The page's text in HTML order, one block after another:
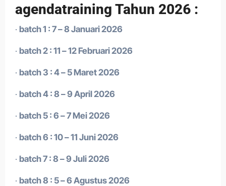
agendatraining Tahun 2026 :
· batch 1 : 7 – 8 Januari 2026
· batch 2 : 11 – 12 Februari 2026
· batch 3 : 4 – 5 Maret 2026
· batch 4 : 8 – 9 April 2026
· batch 5 : 6 – 7 Mei 2026
· batch 6 : 10 – 11 Juni 2026
· batch 7 : 8 – 9 Juli 2026
· batch 8 : 5 – 6 Agustus 2026